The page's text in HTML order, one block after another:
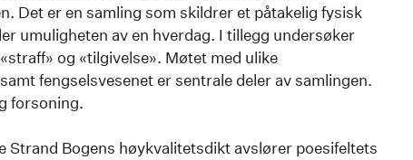
Det er en samling som skildrer et påtakelig fysisk
umuligheten av en hverdag. I tillegg undersøker
og «tilgivelse». Møtet med ulike
fengselsvesenet er sentrale deler av samlingen.
forsoning.
Strand Bogens høykvalitetsdikt avslører poesifeltets